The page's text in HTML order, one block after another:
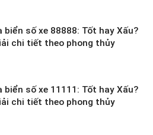
biển số xe 88888: Tốt hay Xấu?
chi tiết theo phong thủy
biển số xe 11111: Tốt hay Xấu?
chi tiết theo phong thủy